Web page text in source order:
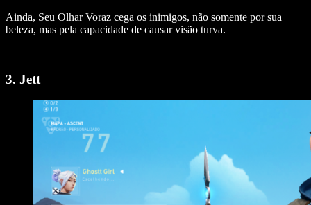
Ainda, Seu Olhar Voraz cega os inimigos, não somente por sua
beleza, mas pela capacidade de causar visão turva.
3. Jett